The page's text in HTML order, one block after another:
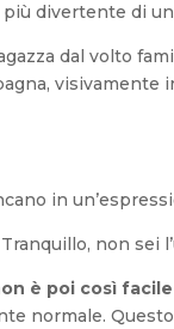
divertente di
dal volto
in
non sei
è poi così
normale.